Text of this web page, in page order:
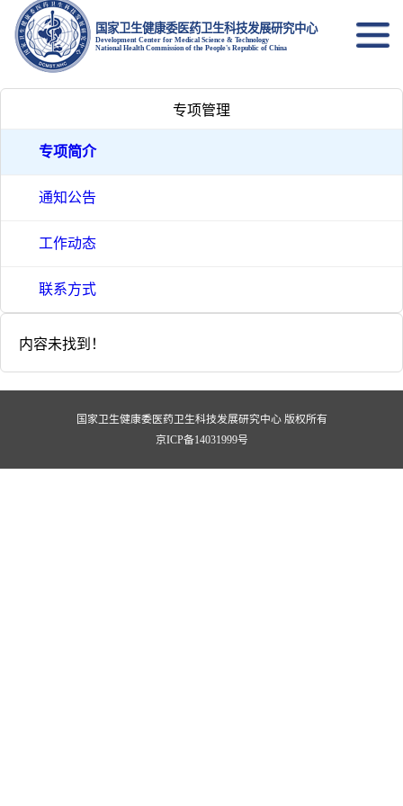
国家卫生健康委医药卫生科技发展研究中心
Development Center for Medical Science & Technology
National Health Commission of the People's Republic of China
专项管理
专项简介
通知公告
工作动态
联系方式
内容未找到！
国家卫生健康委医药卫生科技发展研究中心 版权所有
京ICP备14031999号